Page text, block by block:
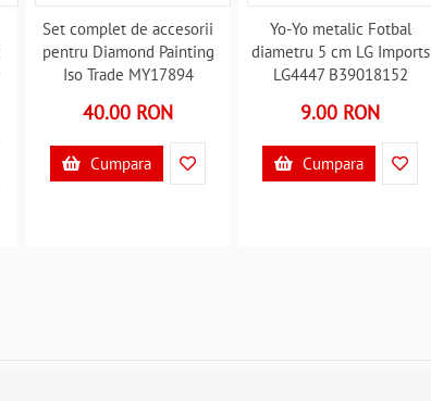
Set complet de accesorii
pentru Diamond Painting
Iso Trade MY17894
40.00 RON
Cumpara
Yo-Yo metalic Fotbal
diametru 5 cm LG Imports
LG4447 B39018152
9.00 RON
Cumpara